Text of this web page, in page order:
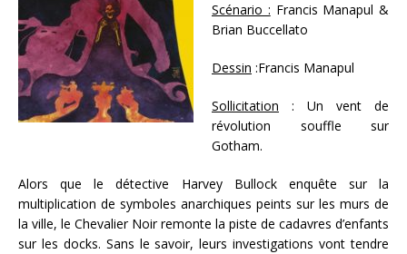
Scénario : Francis Manapul &
Brian Buccellato
Dessin :Francis Manapul
Sollicitation : Un vent de
révolution souffle sur
Gotham.
Alors que le détective Harvey Bullock enquête sur la
multiplication de symboles anarchiques peints sur les murs de
la ville, le Chevalier Noir remonte la piste de cadavres d’enfants
sur les docks. Sans le savoir, leurs investigations vont tendre